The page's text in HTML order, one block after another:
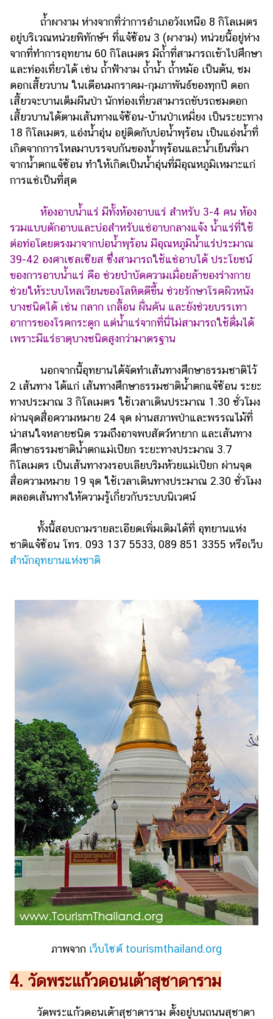
ถ้ำผางาม ห่างจากที่ว่าการอำเภอวังเหนือ 8 กิโลเมตร
อยู่บริเวณหน่วยพิทักษ์ฯ ที่แจ้ซ้อน 3 (ผางาม) หน่วยนี้อยู่ห่าง
จากที่ทำการอุทยาน 60 กิโลเมตร มีถ้ำที่สามารถเข้าไปศึกษา
และท่องเที่ยวได้ เช่น ถ้ำฟ้างาม ถ้ำน้ำ ถ้ำหม้อ เป็นต้น, ชม
ดอกเสี้ยวบาน ในเดือนมกราคม-กุมภาพันธ์ของทุกปี ดอก
เสี้ยวจะบานเต็มผืนป่า นักท่องเที่ยวสามารถขับรถชมดอก
เสี้ยวบานได้ตามเส้นทางแจ้ซ้อน-บ้านป่าเหมี่ยง เป็นระยะทาง
18 กิโลเมตร, แอ่งน้ำอุ่น อยู่ติดกับบ่อน้ำพุร้อน เป็นแอ่งน้ำที่
เกิดจากการไหลมาบรรจบกันของน้ำพุร้อนและน้ำเย็นที่มา
จากน้ำตกแจ้ซ้อน ทำให้เกิดเป็นน้ำอุ่นที่มีอุณหภูมิเหมาะแก่
การแช่เป็นที่สุด
ห้องอาบน้ำแร่ มีทั้งห้องอาบแร่ สำหรับ 3-4 คน ห้อง
รวมแบบตักอาบและบ่อสำหรับแช่อาบกลางแจ้ง น้ำแร่ที่ใช้
ต่อท่อโดยตรงมาจากบ่อน้ำพุร้อน มีอุณหภูมิน้ำแร่ประมาณ
39-42 องศาเซลเซียส ซึ่งสามารถใช้แช่อาบได้ ประโยชน์
ของการอาบน้ำแร่ คือ ช่วยบำบัดความเมื่อยล้าของร่างกาย
ช่วยให้ระบบไหลเวียนของโลหิตดีขึ้น ช่วยรักษาโรคผิวหนัง
บางชนิดได้ เช่น กลาก เกลื้อน ผื่นคัน และยังช่วยบรรเทา
อาการของโรคกระดูก แต่น้ำแร่จากที่นี่ไม่สามารถใช้ดื่มได้
เพราะมีแร่ธาตุบางชนิดสูงกว่ามาตรฐาน
นอกจากนี้อุทยานได้จัดทำเส้นทางศึกษาธรรมชาติไว้
2 เส้นทาง ได้แก่ เส้นทางศึกษาธรรมชาติน้ำตกแจ้ซ้อน ระยะ
ทางประมาณ 3 กิโลเมตร ใช้เวลาเดินประมาณ 1.30 ชั่วโมง
ผ่านจุดสื่อความหมาย 24 จุด ผ่านสภาพป่าและพรรณไม้ที่
น่าสนใจหลายชนิด รวมถึงอาจพบสัตว์หายาก และเส้นทาง
ศึกษาธรรมชาติน้ำตกแม่เปียก ระยะทางประมาณ 3.7
กิโลเมตร เป็นเส้นทางวงรอบเลียบริมห้วยแม่เปียก ผ่านจุด
สื่อความหมาย 19 จุด ใช้เวลาเดินทางประมาณ 2.30 ชั่วโมง
ตลอดเส้นทางให้ความรู้เกี่ยวกับระบบนิเวศน์
ทั้งนี้สอบถามรายละเอียดเพิ่มเติมได้ที่ อุทยานแห่ง
ชาติแจ้ซ้อน โทร. 093 137 5533, 089 851 3355 หรือเว็บ
สำนักอุทยานแห่งชาติ
ภาพจาก เว็บไซต์ tourismthailand.org
4. วัดพระแก้วดอนเต้าสุชาดาราม
วัดพระแก้วดอนเต้าสุชาดาราม ตั้งอยู่บนถนนสุชาดา